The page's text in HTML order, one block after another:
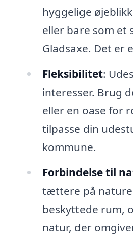
hyggelige
eller bare som et
Gladsaxe. Det er
Fleksibilitet:
interesser. Brug
eller en oase for
tilpasse din
kommune.
Forbindelse til
tættere på
beskyttede rum,
natur, der